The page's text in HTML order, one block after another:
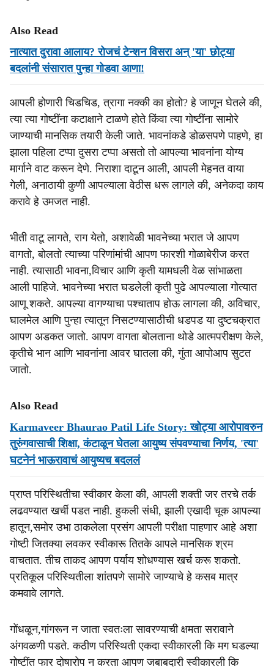
Also Read
नात्यात दुरावा आलाय? रोजचं टेन्शन विसरा अन् 'या' छोट्या
बदलांनी संसारात पुन्हा गोडवा आणा!
आपली होणारी चिडचिड, त्रागा नक्की का होतो? हे जाणून घेतले की,
त्या त्या गोष्टींना कटाक्षाने टाळणे होते किंवा त्या गोष्टींना सामोरे
जाण्याची मानसिक तयारी केली जाते. भावनांकडे डोळसपणे पाहणे, हा
झाला पहिला टप्पा दुसरा टप्पा असतो तो आपल्या भावनांना योग्य
मार्गाने वाट करून देणे. निराशा दाटून आली, आपली मेहनत वाया
गेली, अनाठायी कुणी आपल्याला वेठीस धरू लागले की, अनेकदा काय
करावे हे उमजत नाही.
भीती वाटू लागते, राग येतो, अशावेळी भावनेच्या भरात जे आपण
वागतो, बोलतो त्याच्या परिणांमांची आपण फारशी गोळाबेरीज करत
नाही. त्यासाठी भावना,विचार आणि कृती यामधली वेळ सांभाळता
आली पाहिजे. भावनेच्या भरात घडलेली कृती पुढे आपल्याला गोत्यात
आणू शकते. आपल्या वागण्याचा पश्चाताप होऊ लागला की, अविचार,
घालमेल आणि पुन्हा त्यातून निसटण्यासाठीची धडपड या दुष्टचक्रात
आपण अडकत जातो. आपण वागता बोलताना थोडे आत्मपरीक्षण केले,
कृतीचे भान आणि भावनांना आवर घातला की, गुंता आपोआप सुटत
जातो.
Also Read
Karmaveer Bhaurao Patil Life Story: खोट्या आरोपावरुन
तुरुंगवासाची शिक्षा, कंटाळून घेतला आयुष्य संपवण्याचा निर्णय, 'त्या'
घटनेनं भाऊरावाचं आयुष्यच बदललं
प्राप्त परिस्थितीचा स्वीकार केला की, आपली शक्ती जर तरचे तर्क
लढवण्यात खर्ची पडत नाही. हुकली संधी, झाली एखादी चूक आपल्या
हातून,समोर उभा ठाकलेला प्रसंग आपली परीक्षा पाहणार आहे अशा
गोष्टी जितक्या लवकर स्वीकारू तितके आपले मानसिक श्रम
वाचतात. तीच ताकद आपण पर्याय शोधण्यास खर्च करू शकतो.
प्रतिकूल परिस्थितीला शांतपणे सामोरे जाण्याचे हे कसब मात्र
कमवावे लागते.
गोंधळून,गांगरून न जाता स्वतःला सावरण्याची क्षमता सरावाने
अंगवळणी पडते. कठीण परिस्थिती एकदा स्वीकारली कि मग घडल्या
गोष्टींत फार दोषारोप न करता आपण जबाबदारी स्वीकारली कि